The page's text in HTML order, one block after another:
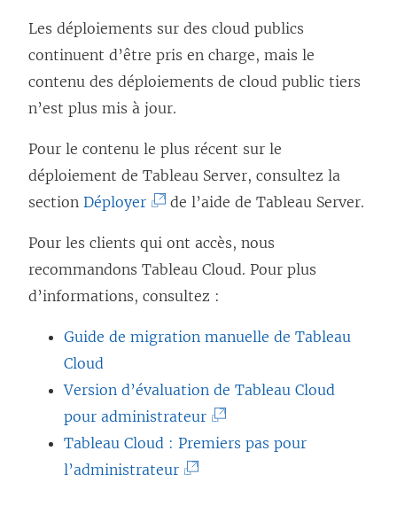
Les déploiements sur des cloud publics
continuent d’être pris en charge, mais le
contenu des déploiements de cloud public tiers
n’est plus mis à jour.
Pour le contenu le plus récent sur le
déploiement de Tableau Server, consultez la
section Déployer(
e
e
s
’
o
u
de l’aide de Tableau Server.
Pour les clients qui ont accès, nous
recommandons Tableau Cloud. Pour plus
d’informations, consultez :
Guide de migration manuelle de Tableau
Cloud
Version d’évaluation de Tableau Cloud
pour administrateur(
L
Tableau Cloud : Premiers pas pour
l’administrateur(